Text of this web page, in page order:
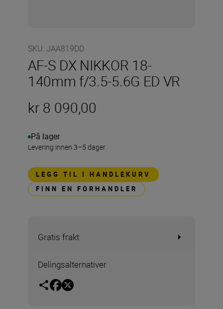
SKU: JAA819DD
AF-S DX NIKKOR 18-
140mm f/3.5-5.6G ED VR
kr 8 090,00
På lager
Levering innen 3–5 dager
LEGG TIL I HANDLEKURV
FINN EN FORHANDLER
Gratis frakt
Delingsalternativer